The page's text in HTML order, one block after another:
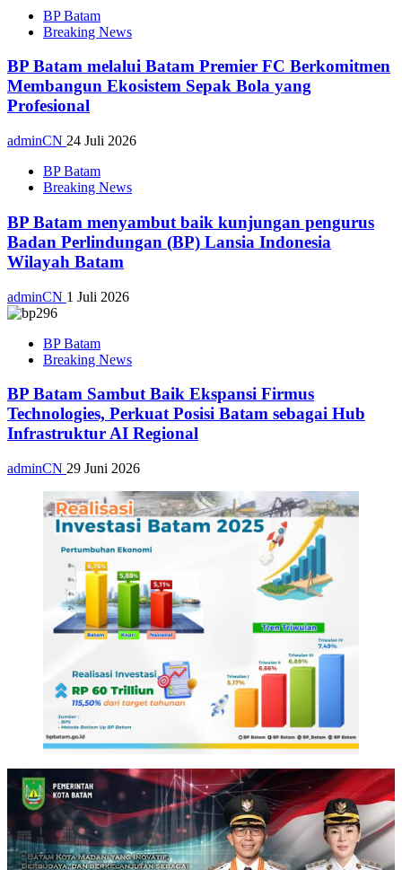
BP Batam
Breaking News
BP Batam melalui Batam Premier FC Berkomitmen
Membangun Ekosistem Sepak Bola yang
Profesional
adminCN 24 Juli 2026
BP Batam
Breaking News
BP Batam menyambut baik kunjungan pengurus
Badan Perlindungan (BP) Lansia Indonesia
Wilayah Batam
adminCN 1 Juli 2026
BP Batam
Breaking News
BP Batam Sambut Baik Ekspansi Firmus
Technologies, Perkuat Posisi Batam sebagai Hub
Infrastruktur AI Regional
adminCN 29 Juni 2026